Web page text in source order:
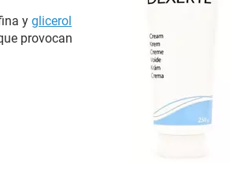
y glicerol
provocan